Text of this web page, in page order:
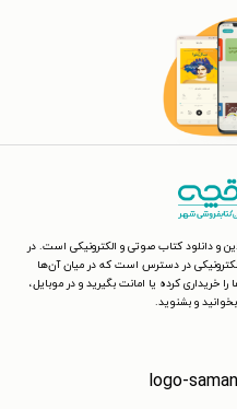
و دانلود کتاب صوتی و الکترونیکی است. در
در دسترس است که در میان آن‌ها
خریداری کرده یا امانت بگیرید و در موبایل،
و بشنوید.